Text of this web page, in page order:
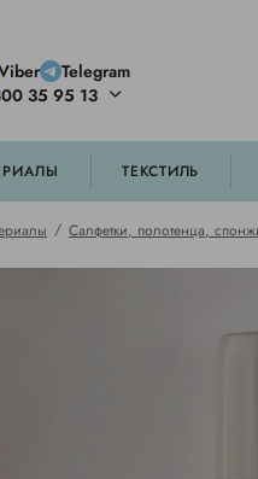
Telegram
35 95 13
ТЕКСТИЛЬ
Салфетки, полотенца,